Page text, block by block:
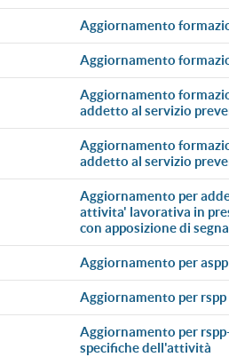
aggiornamento
aggiornamento
aggiornamento formazione per responsabile e
addetto al servizio
aggiornamento formazione per responsabile e
addetto al servizio
aggiornamento per addetti che esercitano
attivita' lavorativa in
con apposizione di
aggiornamento per aspp
aggiornamento per rspp
aggiornamento per rspp-aspp: fonti di rischio
specifiche dell'attività